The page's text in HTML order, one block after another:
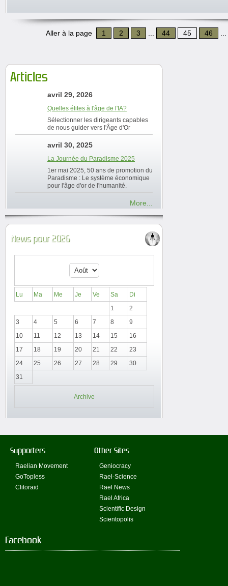
Aller à la page 1 2 3 ... 44 45 46 ...
Articles
avril 29, 2026
Quelles élites à l'âge de l'IA?
Sélectionner les dirigeants capables
de nous guider vers l'Âge d'Or
avril 30, 2025
La Journée du Paradisme 2025
1er mai 2025, 50 ans de promotion du
Paradisme : Le système économique
pour l'âge d'or de l'humanité.
More...
News pour 2026
Lu Ma Me Je Ve Sa
Di
1
2
3
4 5 6 7 8
9
10
11 12 13 14 15
16
17
18 19 20 21 22
23
24
25 26 27 28 29
30
31
Archive
Supporters
Raelian Movement
GoTopless
Clitoraid
Other Sites
Geniocracy
Rael-Science
Rael News
Rael Africa
Scientific Design
Scientopolis
Facebook